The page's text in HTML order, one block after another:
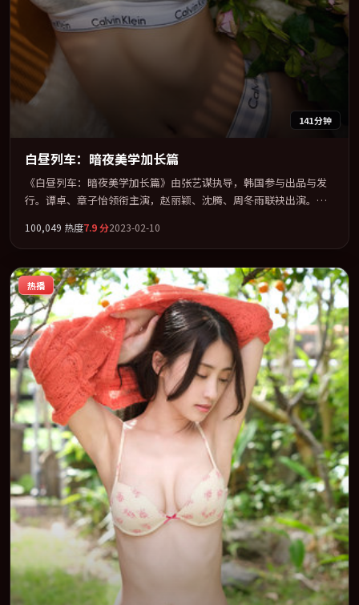
141分钟
白昼列车：暗夜美学加长篇
《白昼列车：暗夜美学加长篇》由张艺谋执导，韩国参与出品与发
行。谭卓、章子怡领衔主演，赵丽颖、沈腾、周冬雨联袂出演。在
为骨架，在叙事、表演与视听上力求统一。定于 2023-01-06 在内地
院线及主流平台同步亮相，2023 年度话题片中口碑稳健，适合喜欢
强情节与人物弧光的观众完整观看。
100,049 热度7.9分2023-02-10
热播